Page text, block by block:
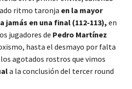
ritmo taronja en la mayor
en una final (112-113), en
jugadores de Pedro Martínez
hasta el desmayo por falta
agotados rostros que vimos
a la conclusión del tercer round